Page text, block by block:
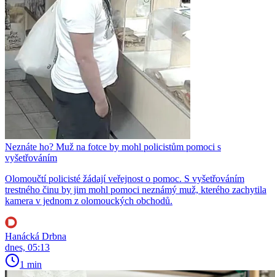
Neznáte ho? Muž na fotce by mohl policistům pomoci s
vyšetřováním
Olomoučtí policisté žádají veřejnost o pomoc. S vyšetřováním
trestného činu by jim mohl pomoci neznámý muž, kterého zachytila
kamera v jednom z olomouckých obchodů.
Hanácká Drbna
dnes, 05:13
1 min